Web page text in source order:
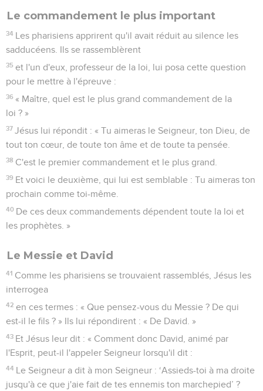
Le commandement le plus important
34 Les pharisiens apprirent qu'il avait réduit au silence les
sadducéens. Ils se rassemblèrent
35 et l'un d'eux, professeur de la loi, lui posa cette question
pour le mettre à l'épreuve :
36 « Maître, quel est le plus grand commandement de la
loi ? »
37 Jésus lui répondit : « Tu aimeras le Seigneur, ton Dieu, de
tout ton cœur, de toute ton âme et de toute ta pensée.
38 C'est le premier commandement et le plus grand.
39 Et voici le deuxième, qui lui est semblable : Tu aimeras ton
prochain comme toi-même.
40 De ces deux commandements dépendent toute la loi et
les prophètes. »
Le Messie et David
41 Comme les pharisiens se trouvaient rassemblés, Jésus les
interrogea
42 en ces termes : « Que pensez-vous du Messie ? De qui
est-il le fils ? » Ils lui répondirent : « De David. »
43 Et Jésus leur dit : « Comment donc David, animé par
l'Esprit, peut-il l'appeler Seigneur lorsqu'il dit :
44 Le Seigneur a dit à mon Seigneur : ‘Assieds-toi à ma droite
jusqu'à ce que j'aie fait de tes ennemis ton marchepied’ ?